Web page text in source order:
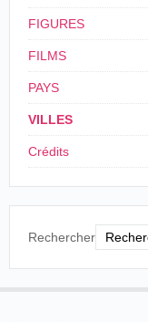
FIGURES
FILMS
PAYS
VILLES
Crédits
Rechercher